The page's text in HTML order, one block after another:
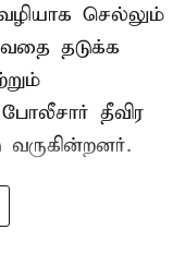
செல்லும்
தடுக்க
போலீசார் தீவிர
வருகின்றனர்.